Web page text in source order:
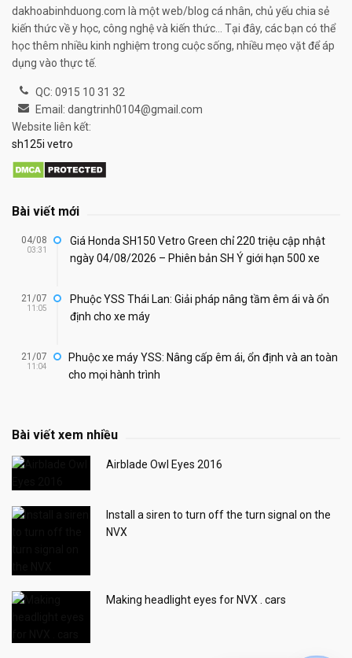
dakhoabinhduong.com là một web/blog cá nhân, chủ yếu chia sẻ
kiến thức về y học, công nghệ và kiến thức... Tại đây, các bạn có thể
học thêm nhiều kinh nghiệm trong cuộc sống, nhiều mẹo vặt để áp
dụng vào thực tế.
QC: 0915 10 31 32
Email: dangtrinh0104@gmail.com
Website liên kết:
sh125i vetro
Bài viết mới
04/08
03:31
Giá Honda SH150 Vetro Green chỉ 220 triệu cập nhật
ngày 04/08/2026 – Phiên bản SH Ý giới hạn 500 xe
21/07
11:05
Phuộc YSS Thái Lan: Giải pháp nâng tầm êm ái và ổn
định cho xe máy
21/07
11:04
Phuộc xe máy YSS: Nâng cấp êm ái, ổn định và an toàn
cho mọi hành trình
Bài viết xem nhiều
Airblade Owl Eyes 2016
Install a siren to turn off the turn signal on the
NVX
Making headlight eyes for NVX . cars